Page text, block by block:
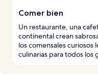
Comer bien
Un restaurante, una
continental crean
los comensales curiosos
culinarias para todos los